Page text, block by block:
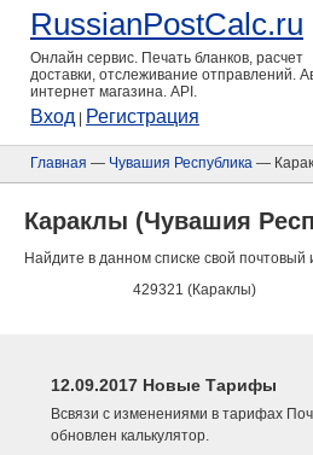
RussianPostCalc.ru
Онлайн сервис. Печать бланков, расчет
доставки, отслеживание отправлений.
интернет магазина. API.
Вход Регистрация
Главная — Чувашия Республика —
Караклы (Чувашия
Найдите в данном списке свой почтовый
429321 (Караклы)
12.09.2017 Новые Тарифы
Всвязи с изменениями в тарифах
обновлен калькулятор.